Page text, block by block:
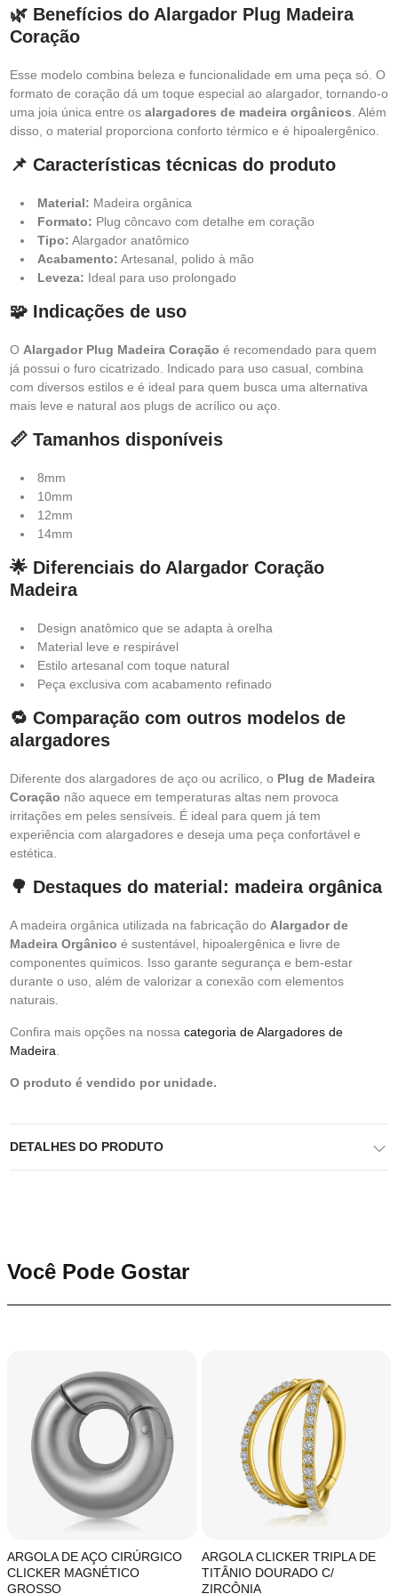
🌿 Benefícios do Alargador Plug Madeira
Coração
Esse modelo combina beleza e funcionalidade em uma peça só. O
formato de coração dá um toque especial ao alargador, tornando-o
uma joia única entre os alargadores de madeira orgânicos . Além
disso, o material proporciona conforto térmico e é hipoalergênico.
📌 Características técnicas do produto
Material: Madeira orgânica
Formato: Plug côncavo com detalhe em coração
Tipo: Alargador anatômico
Acabamento: Artesanal, polido à mão
Leveza: Ideal para uso prolongado
🧩 Indicações de uso
O Alargador Plug Madeira Coração é recomendado para quem
já possui o furo cicatrizado. Indicado para uso casual, combina
com diversos estilos e é ideal para quem busca uma alternativa
mais leve e natural aos plugs de acrílico ou aço.
📏 Tamanhos disponíveis
8mm
10mm
12mm
14mm
🌟 Diferenciais do Alargador Coração
Madeira
Design anatômico que se adapta à orelha
Material leve e respirável
Estilo artesanal com toque natural
Peça exclusiva com acabamento refinado
🔁 Comparação com outros modelos de
alargadores
Diferente dos alargadores de aço ou acrílico, o Plug de Madeira
Coração não aquece em temperaturas altas nem provoca
irritações em peles sensíveis. É ideal para quem já tem
experiência com alargadores e deseja uma peça confortável e
estética.
🌳 Destaques do material: madeira orgânica
A madeira orgânica utilizada na fabricação do Alargador de
Madeira Orgânico é sustentável, hipoalergênica e livre de
componentes químicos. Isso garante segurança e bem-estar
durante o uso, além de valorizar a conexão com elementos
naturais.
Confira mais opções na nossa categoria de Alargadores de
Madeira
O produto é vendido por unidade.
DETALHES DO PRODUTO
Você Pode Gostar
ARGOLA DE AÇO CIRÚRGICO
CLICKER MAGNÉTICO
GROSSO
ARGOLA CLICKER TRIPLA DE
TITÂNIO DOURADO C/
ZIRCÔNIA